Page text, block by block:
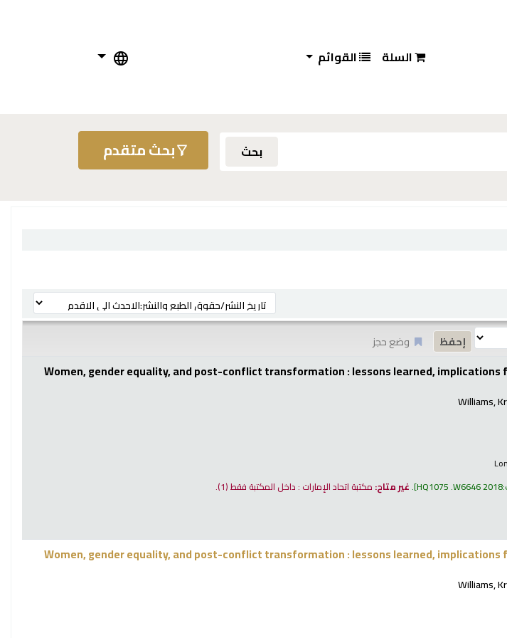
السلة القوائم
بحث بحث متقدم
ترتيب بواسطة:
وضع حجز
Women, gender equality, and post-conflict transformation : lessons learned,
Williams,
HQ1075 .W6646 2018
.غير متاح: مكتبة اتحاد الإمارات : داخل المكتبة فقط(1).
Women, gender equality, and post-conflict transformation : lessons learned,
Williams,